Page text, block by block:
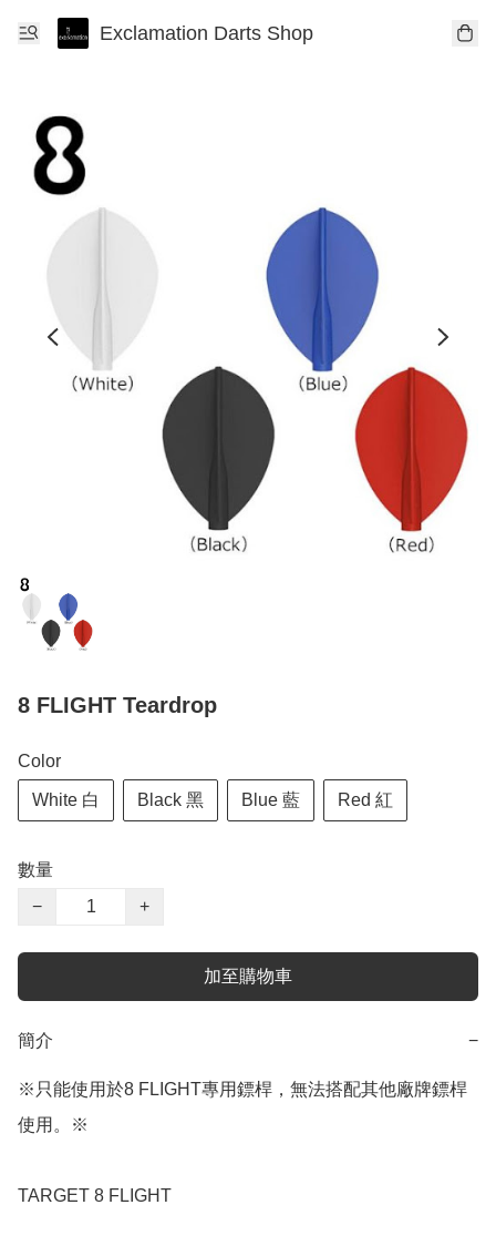
Exclamation Darts Shop
8 FLIGHT Teardrop
Color
White 白 Black 黑 Blue 藍 Red 紅
數量
−
+
加至購物車
簡介 −
※只能使用於8 FLIGHT專用鏢桿，無法搭配其他廠牌鏢桿
使用。※
TARGET 8 FLIGHT